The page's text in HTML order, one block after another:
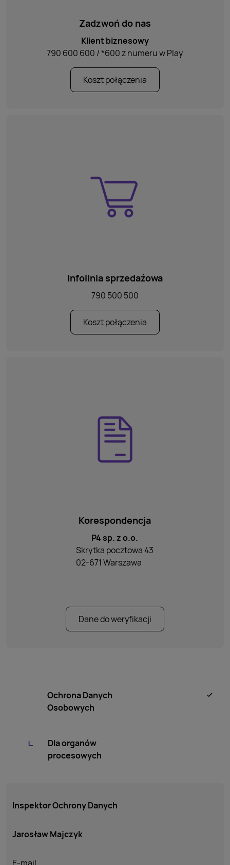
Zadzwoń do nas
Klient biznesowy
790 600 600 /*600z numeru w Play
Koszt połączenia
Infolinia sprzedażowa
790 500 500
Koszt połączenia
Korespondencja
P4 sp. z o.o.
Skrytka pocztowa 43
02-671 Warszawa
Dane do weryfikacji
Ochrona Danych
Osobowych
Dla organów
procesowych
Inspektor Ochrony Danych
Jarosław Majczyk